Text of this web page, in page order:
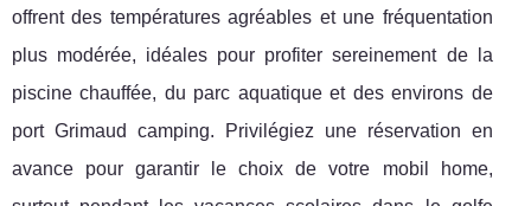
offrent des températures agréables et une fréquentation
plus modérée, idéales pour profiter sereinement de la
piscine chauffée, du parc aquatique et des environs de
port Grimaud camping. Privilégiez une réservation en
avance pour garantir le choix de votre mobil home,